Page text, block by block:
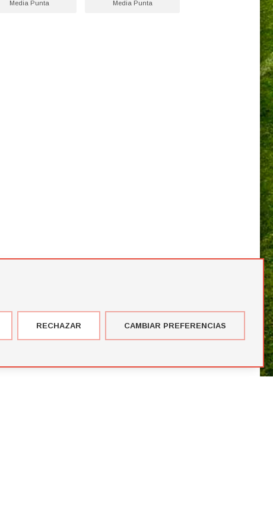
Media Punta Media Punta
RECHAZAR CAMBIAR PREFERENCIAS